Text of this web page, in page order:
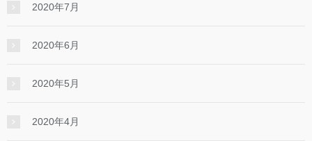
2020年7月
2020年6月
2020年5月
2020年4月